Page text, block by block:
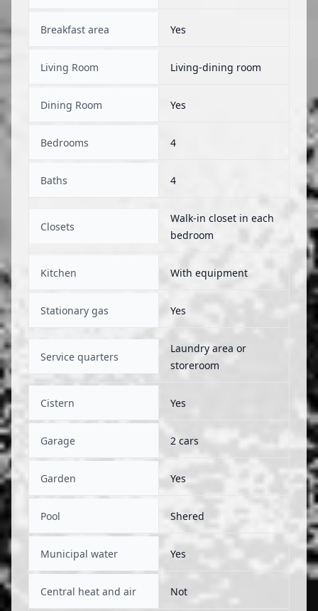
Breakfast area Yes
Living Room Living-dining room
Dining Room Yes
Bedrooms 4
Baths 4
Closets
Walk-in closet in each
bedroom
Kitchen With equipment
Stationary gas Yes
Service quarters
Laundry area or
storeroom
Cistern Yes
Garage 2 cars
Garden Yes
Pool Shered
Municipal water Yes
Central heat and air Not